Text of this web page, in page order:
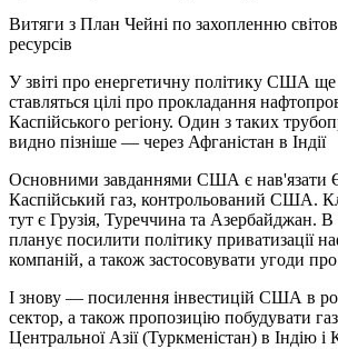
Витяги з План Чейні по захопленню
ресурсів
У звіті про енергетичну політику США ще
ставляться цілі про прокладання
Каспійського регіону. Один з таких
видно пізніше — через Афганістан в Індії
Основними завданнями США є нав'язати
Каспійський газ, контрольований США.
тут є Грузія, Туреччина та Азербайджан.
планує посилити політику приватизації
компаній, а також застосовувати угоди про
І знову — посилення інвестицій США в
сектор, а також пропозицію побудувати
Центральної Азії (Туркменістан) в Індію